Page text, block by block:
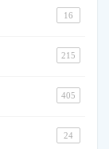
16
215
405
24